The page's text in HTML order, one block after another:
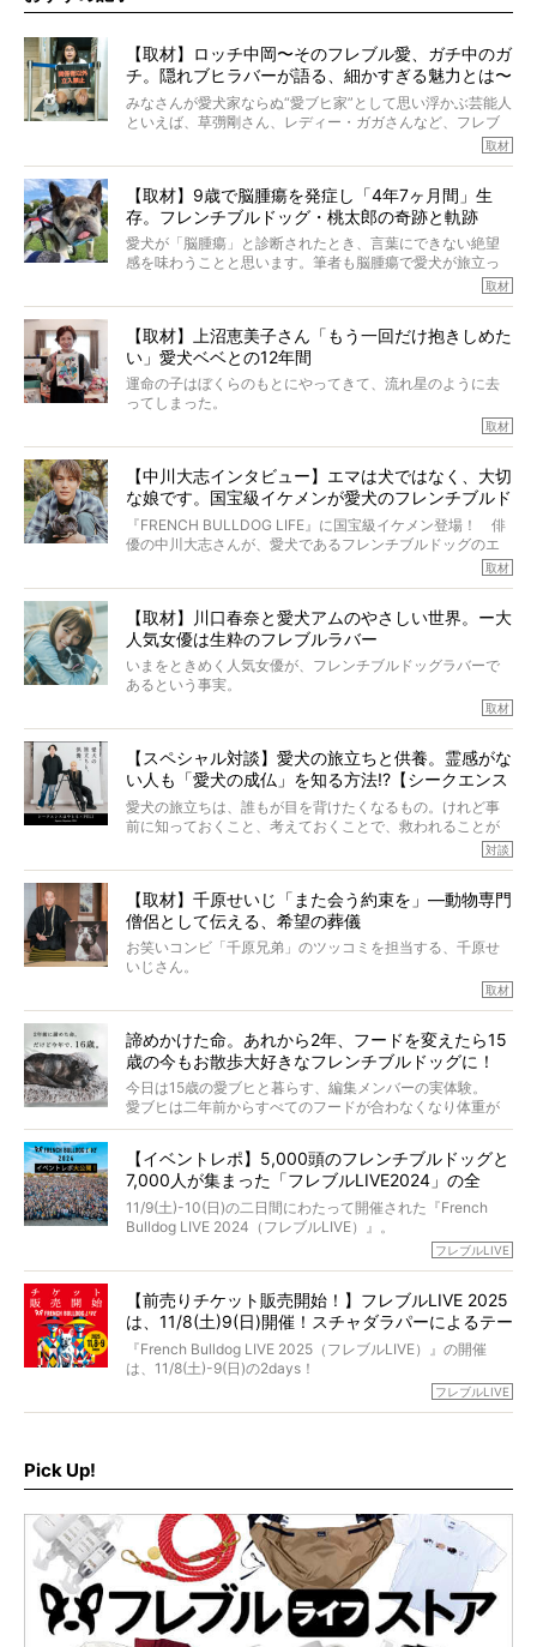
【取材】ロッチ中岡〜そのフレブル愛、ガチ中のガ
チ。隠れブヒラバーが語る、細かすぎる魅力とは〜
【前編】
みなさんが愛犬家ならぬ“愛ブヒ家”として思い浮かぶ芸能人
といえば、草彅剛さん、レディー・ガガさんなど、フレブ
ルを飼っている方が多いと思います。が、ロッチ中岡さん
んのインスタグラムを覗くと、たくさんのフレブルアカウ
ントがフォローされていて、わが『FRENCH BULLDOG
LIFE』モデルのnicoやトーラスも、その中の一頭。
そんな中岡さんに、フレブルの魅力を語っていただきまし
た。そのブヒ愛っぷりは、思ってた以上！ ガチ中のガチ
取材
【取材】9歳で脳腫瘍を発症し「4年7ヶ月間」生
存。フレンチブルドッグ・桃太郎の奇跡と軌跡
愛犬が「脳腫瘍」と診断されたとき、言葉にできない絶望
感を味わうことと思います。筆者も脳腫瘍で愛犬が旅立っ
たひとり。だからこそ、どれほど厄介で困難な病気かを理
ところが、フレンチブルドッグの桃太郎は9歳で脳腫瘍を発
症し、なんと4年7ヶ月間も生き抜いたのです。旅立ったと
きの年齢は13歳と11ヶ月、レジェンド級のレジェンドでし
た。さらには、治療後3年間は一度も発作が起きなかったと
いいます。
この事実はフレンチブルドッグだけでなく、脳腫瘍と闘う
太郎のオーナーである佐藤さんご夫婦に、治療の選択やケ
アについて詳しくお話しをうかがいました。
取材
【取材】上沼恵美子さん「もう一回だけ抱きしめた
い」愛犬ベベとの12年間
運命の子はぼくらのもとにやってきて、流れ星のように去
ってしまった。
り添いたいと思う。
その悲しみをいますぐ解消することはできないが、話をき
いて、泣いたり笑ったりするのもいいだろう。
こんな子だった、こんなにいい子だった、ほんとうに愛し
ていたと。
ぼくらは上沼恵美子さんのご自宅へ伺って、お話をきこう
と思った。
取材
【中川大志インタビュー】エマは犬ではなく、大切
な娘です。国宝級イケメンが愛犬のフレンチブルド
ッグと一緒に登場
『FRENCH BULLDOG LIFE』に国宝級イケメン登場！ 俳
優の中川大志さんが、愛犬であるフレンチブルドッグのエ
マちゃん（2歳の女の子）にメロメロとの情報を聞きつけ、
カエピソードが次から次へと飛び出しました。
取材
【取材】川口春奈と愛犬アムのやさしい世界。ー大
人気女優は生粋のフレブルラバー
いまをときめく人気女優が、フレンチブルドッグラバーで
あるという事実。
とりを目の当たりにするほどに、そのフレンチブルドッグ
愛がわたしたちのそれとまったく同じであることに、なん
だかうれしくなってしまったのでした。
春奈さんとアムちゃんのすてきな暮らしを、BUHI編集長の
小西がいつくしみながら、切り取らせていただきます。
取材
【スペシャル対談】愛犬の旅立ちと供養。霊感がな
い人も「愛犬の成仏」を知る方法!?【シークエンス
はやとも×PELI】
愛犬の旅立ちは、誰もが目を背けたくなるもの。けれど事
前に知っておくこと、考えておくことで、救われることが
力をもつお笑い芸人「シークエンスはやとも」さんに、愛
犬の旅立ちや供養についてインタビュー。
インタビュアー兼対談相手は、大の犬好きで心霊分野の知
識にも長けているPELIさん。
「愛犬が旅立ったあと、ベッドやおもちゃはどうすればい
くれる？」
さらには、霊感がない人でも愛犬が成仏したことを知る方
法まで。
お笑い芸人だからこそ暗くなりすぎない、むしろ心がスッ
と軽くなる。
永久保存版のスペシャル対談です！
対談
【取材】千原せいじ「また会う約束を」―動物専門
僧侶として伝える、希望の葬儀
お笑いコンビ「千原兄弟」のツッコミを担当する、千原せ
いじさん。
た。
僧侶としての名は「靖賢（せいけん）」。
当時54歳という年齢にして、なぜ動物専門僧侶という道を
選んだのか。
また、愛犬の旅立ちとどのように向き合うべきなのか。
た。
取材
諦めかけた命。あれから2年、フードを変えたら15
歳の今もお散歩大好きなフレンチブルドッグに！
今日は15歳の愛ブヒと暮らす、編集メンバーの実体験。
愛ブヒは二年前からすべてのフードが合わなくなり体重が
激減。検査をしても異常はなく「年齢のせいですね…」と言
もう諦めるしかないのかな…そんなとき、我が家に届いたの
が「THE fu-do(ザ・フード)」の試食品でした。
そして「THE fu-do(ザ・フード)」を食べつづけて二年、愛
ブヒは15歳になり、今も元気にお散歩をしています。
今回は、二年前の絶望から今までを包み隠さず、時系列で
【イベントレポ】5,000頭のフレンチブルドッグと
7,000人が集まった「フレブルLIVE2024」の全
貌！
11/9(土)-10(日)の二日間にわたって開催された『French
Bulldog LIVE 2024（フレブルLIVE）』。
今年はのべ5,000頭のフレンチブルドッグと7,000人のフレ
day1の司会はフレブルラバーのロッチさん。day2の音楽フ
ェスには世代ど真ん中のPUFFYが出演するなど、例年以上
に豪華なラインナップ。
北は北海道、南は鹿児島県から。全国のフレンチブルドッ
グが一堂に会した「フレブルLIVE2024」の模様を、詳しく
フレブルLIVE
【前売りチケット販売開始！】フレブルLIVE 2025
は、11/8(土)9(日)開催！スチャダラパーによるテー
マソング制作も決定
『French Bulldog LIVE 2025（フレブルLIVE）』の開催
は、11/8(土)-9(日)の2days！
お得な前売りチケット、いよいよ販売スタートです！
ど、内容盛りだくさんでお送りしていますので、最後まで
お見逃しなく！
フレブルLIVE
Pick Up!